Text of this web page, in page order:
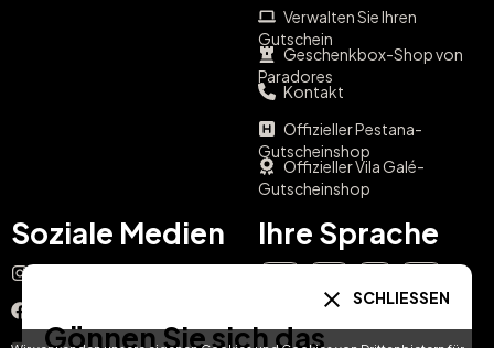
Verwalten Sie Ihren
Gutschein
Geschenkbox-Shop von
Paradores
Kontakt
Offizieller Pestana-
Gutscheinshop
Offizieller Vila Galé-
Gutscheinshop
Soziale Medien Ihre Sprache
DE FR
SCHLIESSEN
Gönnen Sie sich das